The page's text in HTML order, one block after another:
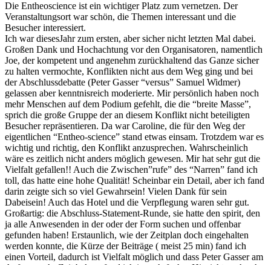
Die Entheoscience ist ein wichtiger Platz zum vernetzen. Der
Veranstaltungsort war schön, die Themen interessant und die
Besucher interessiert.
Ich war diesesJahr zum ersten, aber sicher nicht letzten Mal dabei.
Großen Dank und Hochachtung vor den Organisatoren, namentlich
Joe, der kompetent und angenehm zurückhaltend das Ganze sicher
zu halten vermochte, Konflikten nicht aus dem Weg ging und bei
der Abschlussdebatte (Peter Gasser “versus” Samuel Widmer)
gelassen aber kenntnisreich moderierte. Mir persönlich haben noch
mehr Menschen auf dem Podium gefehlt, die die “breite Masse”,
sprich die große Gruppe der an diesem Konflikt nicht beteiligten
Besucher repräsentieren. Da war Caroline, die für den Weg der
eigentlichen “Entheo-science” stand etwas einsam. Trotzdem war es
wichtig und richtig, den Konflikt anzusprechen. Wahrscheinlich
wäre es zeitlich nicht anders möglich gewesen. Mir hat sehr gut die
Vielfalt gefallen!! Auch die Zwischen”rufe” des “Narren” fand ich
toll, das hatte eine hohe Qualität! Scheinbar ein Detail, aber ich fand
darin zeigte sich so viel Gewahrsein! Vielen Dank für sein
Dabeisein! Auch das Hotel und die Verpflegung waren sehr gut.
Großartig: die Abschluss-Statement-Runde, sie hatte den spirit, den
ja alle Anwesenden in der oder der Form suchen und offenbar
gefunden haben! Erstaunlich, wie der Zeitplan doch eingehalten
werden konnte, die Kürze der Beiträge ( meist 25 min) fand ich
einen Vorteil, dadurch ist Vielfalt möglich und dass Peter Gasser am